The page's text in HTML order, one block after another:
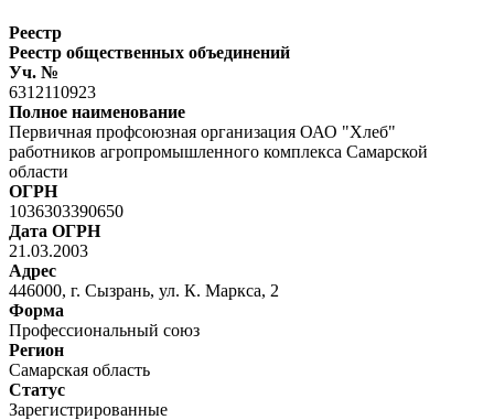
Реестр
Реестр общественных объединений
Уч. №
6312110923
Полное наименование
Первичная профсоюзная организация ОАО "Хлеб"
работников агропромышленного комплекса Самарской
области
ОГРН
1036303390650
Дата ОГРН
21.03.2003
Адрес
446000, г. Сызрань, ул. К. Маркса, 2
Форма
Профессиональный союз
Регион
Самарская область
Статус
Зарегистрированные